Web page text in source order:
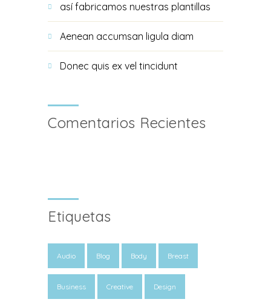
así fabricamos nuestras plantillas
Aenean accumsan ligula diam
Donec quis ex vel tincidunt
Comentarios Recientes
Etiquetas
Audio Blog Body Breast
Business Creative Design